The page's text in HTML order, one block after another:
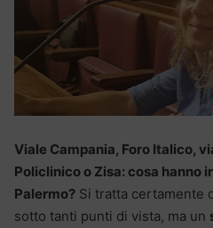
Viale Campania, Foro Italico,
Policlinico o Zisa: cosa hanno
Palermo? Si tratta certamente
sotto tanti punti di vista, ma un